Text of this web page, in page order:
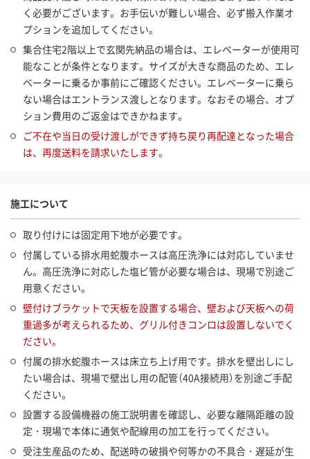
く必要がございます。お手伝いが難しい場合、必ず搬入作業オ
プションを追加してください。
集合住宅2階以上で玄関先納品の場合は、エレベーターが使用可
能なことが条件となります。サイズが大きな商品のため、エレ
ベーターに乗るか事前にご確認ください。エレベーターに乗ら
ない場合はエントランス渡しとなります。なおその場合、オプ
ション費用のご返金はできかねます。
ご不在や当日の受け渡しができず持ち戻り再配達となった場合
は、再度送料を請求いたします。
施工について
取り付けには固定用下地が必要です。
付属している排水用蛇腹ホースは高圧洗浄には対応していませ
ん。高圧洗浄に対応した塩ビ管が必要な場合は、現場で別途ご
用意ください。
壁付けブラケットで天板を設置する場合、壁および天板への荷
重過多が考えられるため、グリル付きコンロは設置しないでく
ださい。
付属の排水蛇腹ホースは床立ち上げ用です。排水を壁出しにし
たい場合は、現場で壁出し用の配管（40A接続用）を別途ご手配
ください。
設置する設備機器の施工説明書を確認し、必要な離隔距離の設
定・現場で本体に通気や配線用の加工を行ってください。
受注生産品のため、配送時の破損や何等かの不具合・遅延が生